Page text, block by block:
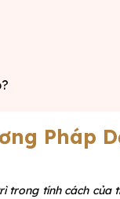
Pháp
trong tính cách của